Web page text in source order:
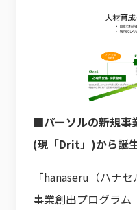
■パーソルの新規事
(現「Drit」)から誕
「hanaseru（ハナ
事業創出プログラ